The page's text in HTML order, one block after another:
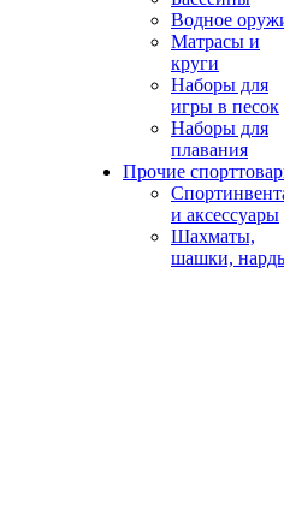
Водное
Матрасы и
круги
Наборы для
игры в песок
Наборы для
плавания
Прочие
и аксессуары
Шахматы,
шашки,